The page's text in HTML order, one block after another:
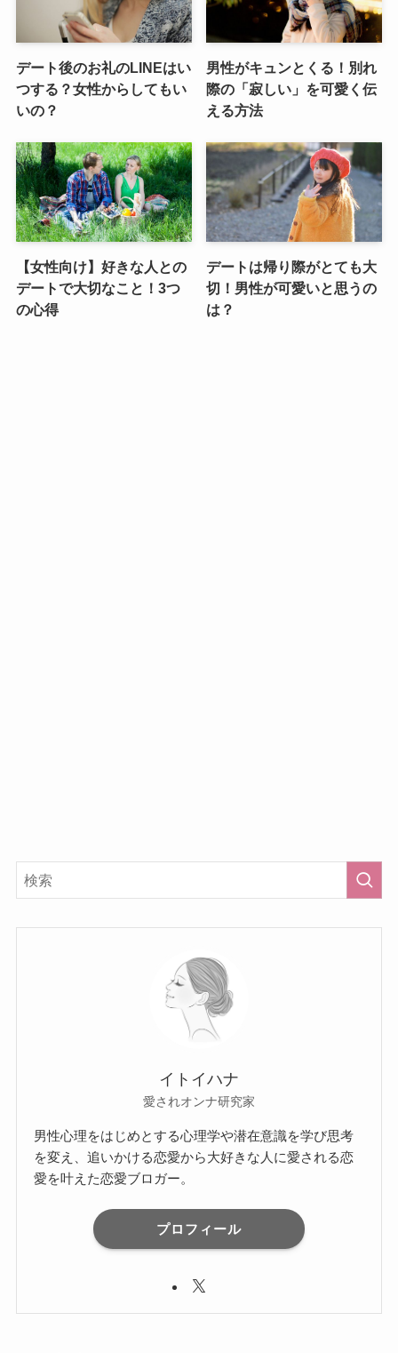
デート後のお礼のLINEはい
つする？女性からしてもい
いの？
男性がキュンとくる！別れ
際の「寂しい」を可愛く伝
える方法
【女性向け】好きな人との
デートで大切なこと！3つ
の心得
デートは帰り際がとても大
切！男性が可愛いと思うの
は？
イトイハナ
愛されオンナ研究家
男性心理をはじめとする心理学や潜在意識を学び思考
を変え、追いかける恋愛から大好きな人に愛される恋
愛を叶えた恋愛ブロガー。
プロフィール